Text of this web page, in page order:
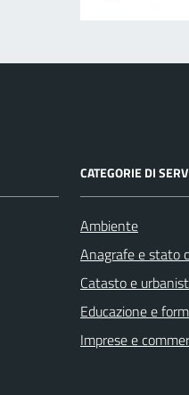
CATEGORIE DI
Ambiente
Anagrafe e stato
Catasto e
Educazione e
Imprese e